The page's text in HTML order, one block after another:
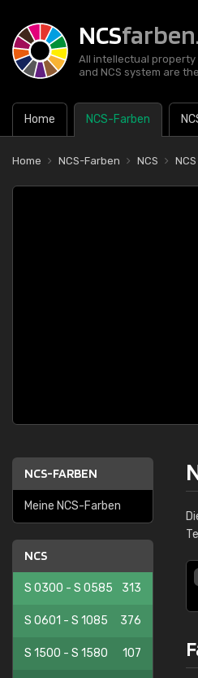
NCS
All intellectual property
and NCS system are
Home NCS-Farben
Home NCS-Farben NCS
NCS-FARBEN
Meine NCS-Farben
NCS
S 0300 - S 0585 313
S 0601 - S 1085 376
S 1500 - S 1580 107